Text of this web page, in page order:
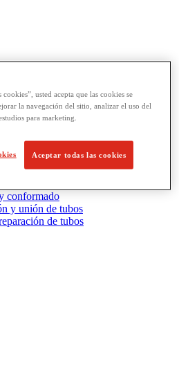
para tubos
y herramientas para tubos
conformado
y unión de tubos
de tubos
usted acepta que las cookies se
la navegación del sitio, analizar el uso del
para marketing.
Aceptar todas las cookies